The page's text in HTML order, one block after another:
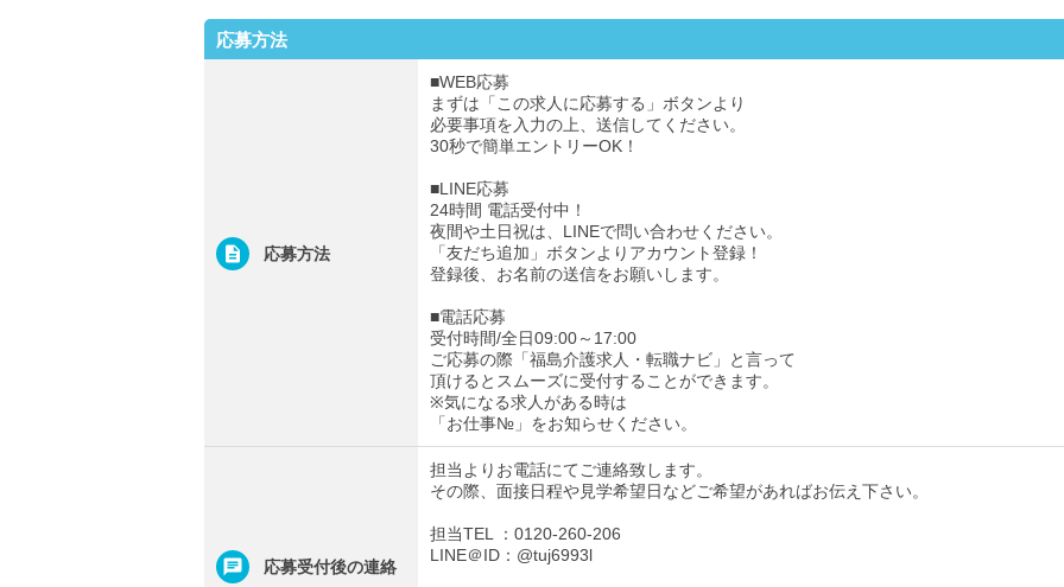
応募方法
応募方法
■WEB応募
まずは「この求人に応募する」ボタンより
必要事項を入力の上、送信してください。
30秒で簡単エントリーOK！
■LINE応募
24時間 電話受付中！
夜間や土日祝は、LINEで問い合わせください。
「友だち追加」ボタンよりアカウント登録！
登録後、お名前の送信をお願いします。
■電話応募
受付時間/全日09:00～17:00
ご応募の際「福島介護求人・転職ナビ」と言って
頂けるとスムーズに受付することができます。
※気になる求人がある時は
「お仕事№」をお知らせください。
応募受付後の連絡
担当よりお電話にてご連絡致します。
その際、面接日程や見学希望日などご希望があればお伝え下さい。
担当TEL ：0120-260-206
LINE＠ID：@tuj6993l